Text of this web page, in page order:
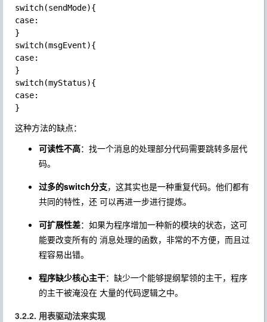
switch(sendMode){
case:
}
switch(msgEvent){
case:
}
switch(myStatus){
case:
这种方法的缺点：
可读性不高：找一个消息的处理部分代码需要跳转多层代
码。
过多的switch分支，这其实也是一种重复代码。他们都有
共同的特性，还 可以再进一步进行提炼。
可扩展性差：如果为程序增加一种新的模块的状态，这可
能要改变所有的 消息处理的函数，非常的不方便，而且过
程容易出错。
程序缺少核心主干：缺少一个能够提纲挈领的主干，程序
的主干被淹没在 大量的代码逻辑之中。
3.2.2. 用表驱动法来实现